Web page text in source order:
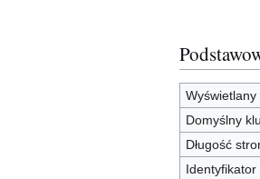
Wyświetlany
Domyślny
Długość